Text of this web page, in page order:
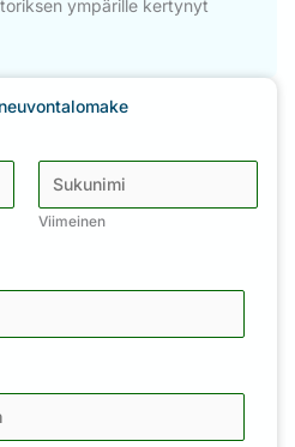
ympärille kertynyt
Viimeinen